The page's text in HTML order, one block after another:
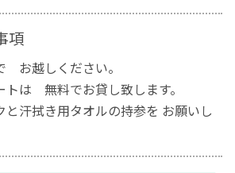
項
お越しください。
トは 無料でお貸し致します。
汗拭き用タオルの持参を お願いし